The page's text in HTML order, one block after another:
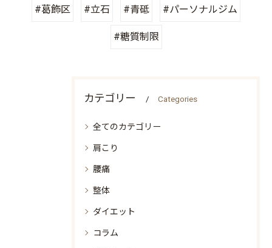
#葛飾区 #立石 #青砥 #パーソナルジム
#糖質制限
カテゴリー Categories
全てのカテゴリー
肩こり
腰痛
整体
ダイエット
コラム